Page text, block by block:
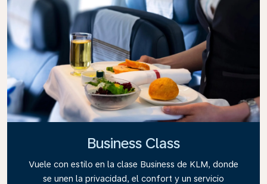
Business Class
Vuele con estilo en la clase Business de KLM, donde
se unen la privacidad, el confort y un servicio